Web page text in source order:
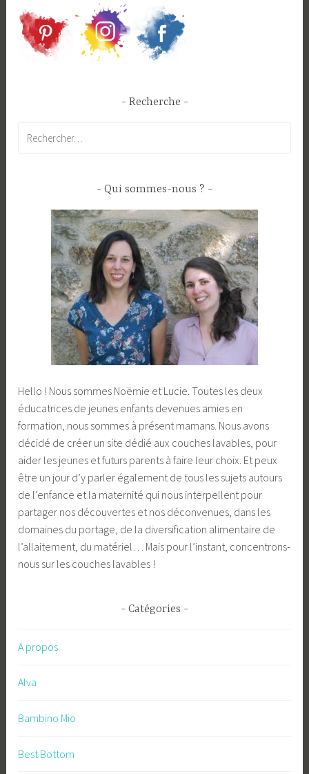
Recherche
Qui sommes-nous ?
Hello ! Nous sommes Noëmie et Lucie. Toutes les deux
éducatrices de jeunes enfants devenues amies en
formation, nous sommes à présent mamans. Nous avons
décidé de créer un site dédié aux couches lavables, pour
aider les jeunes et futurs parents à faire leur choix. Et peux
être un jour d’y parler également de tous les sujets autours
de l’enfance et la maternité qui nous interpellent pour
partager nos découvertes et nos déconvenues, dans les
domaines du portage, de la diversification alimentaire de
l’allaitement, du matériel… Mais pour l’instant, concentrons-
nous sur les couches lavables !
Catégories
A propos
Alva
Bambino Mio
Best Bottom